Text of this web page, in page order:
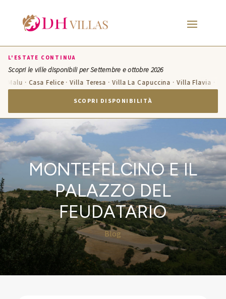
L'ESTATE CONTINUA
Scopri le ville disponibili per Settembre e ottobre 2026
· Casa Felice · Villa Teresa · Villa La Capuccina · Villa Flavia ·
SCOPRI DISPONIBILITÀ
MONTEFELCINO E IL
PALAZZO DEL
FEUDATARIO
Blog